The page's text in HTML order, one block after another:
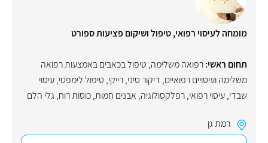
מומחה לעיסוי רפואי, טיפול ושיקום פציעות ספורט
תחום ראשי:רפואה משלימה, טיפול בכאבים באמצעות רפואה
משלימה ועיסויים רפואיים, דיקור סיני,רייקי, טיפול לימפטי,עיסוי
שבדי,עיסוי רפואי,רפלקסולוגיה, אבנים חמות,כוסות רוח, גלי הלם
רמת גן